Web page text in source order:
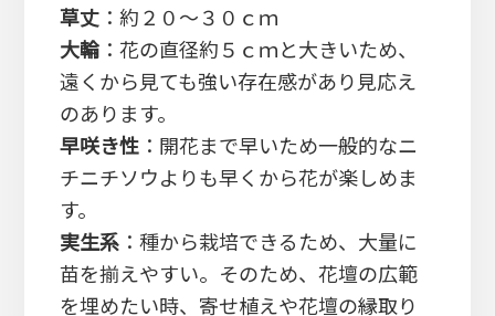
草丈：約２０～３０ｃｍ
大輪：花の直径約５ｃｍと大きいため、
遠くから見ても強い存在感があり見応え
のあります。
早咲き性：開花まで早いため一般的なニ
チニチソウよりも早くから花が楽しめま
す。
実生系：種から栽培できるため、大量に
苗を揃えやすい。そのため、花壇の広範
を埋めたい時、寄せ植えや花壇の縁取り